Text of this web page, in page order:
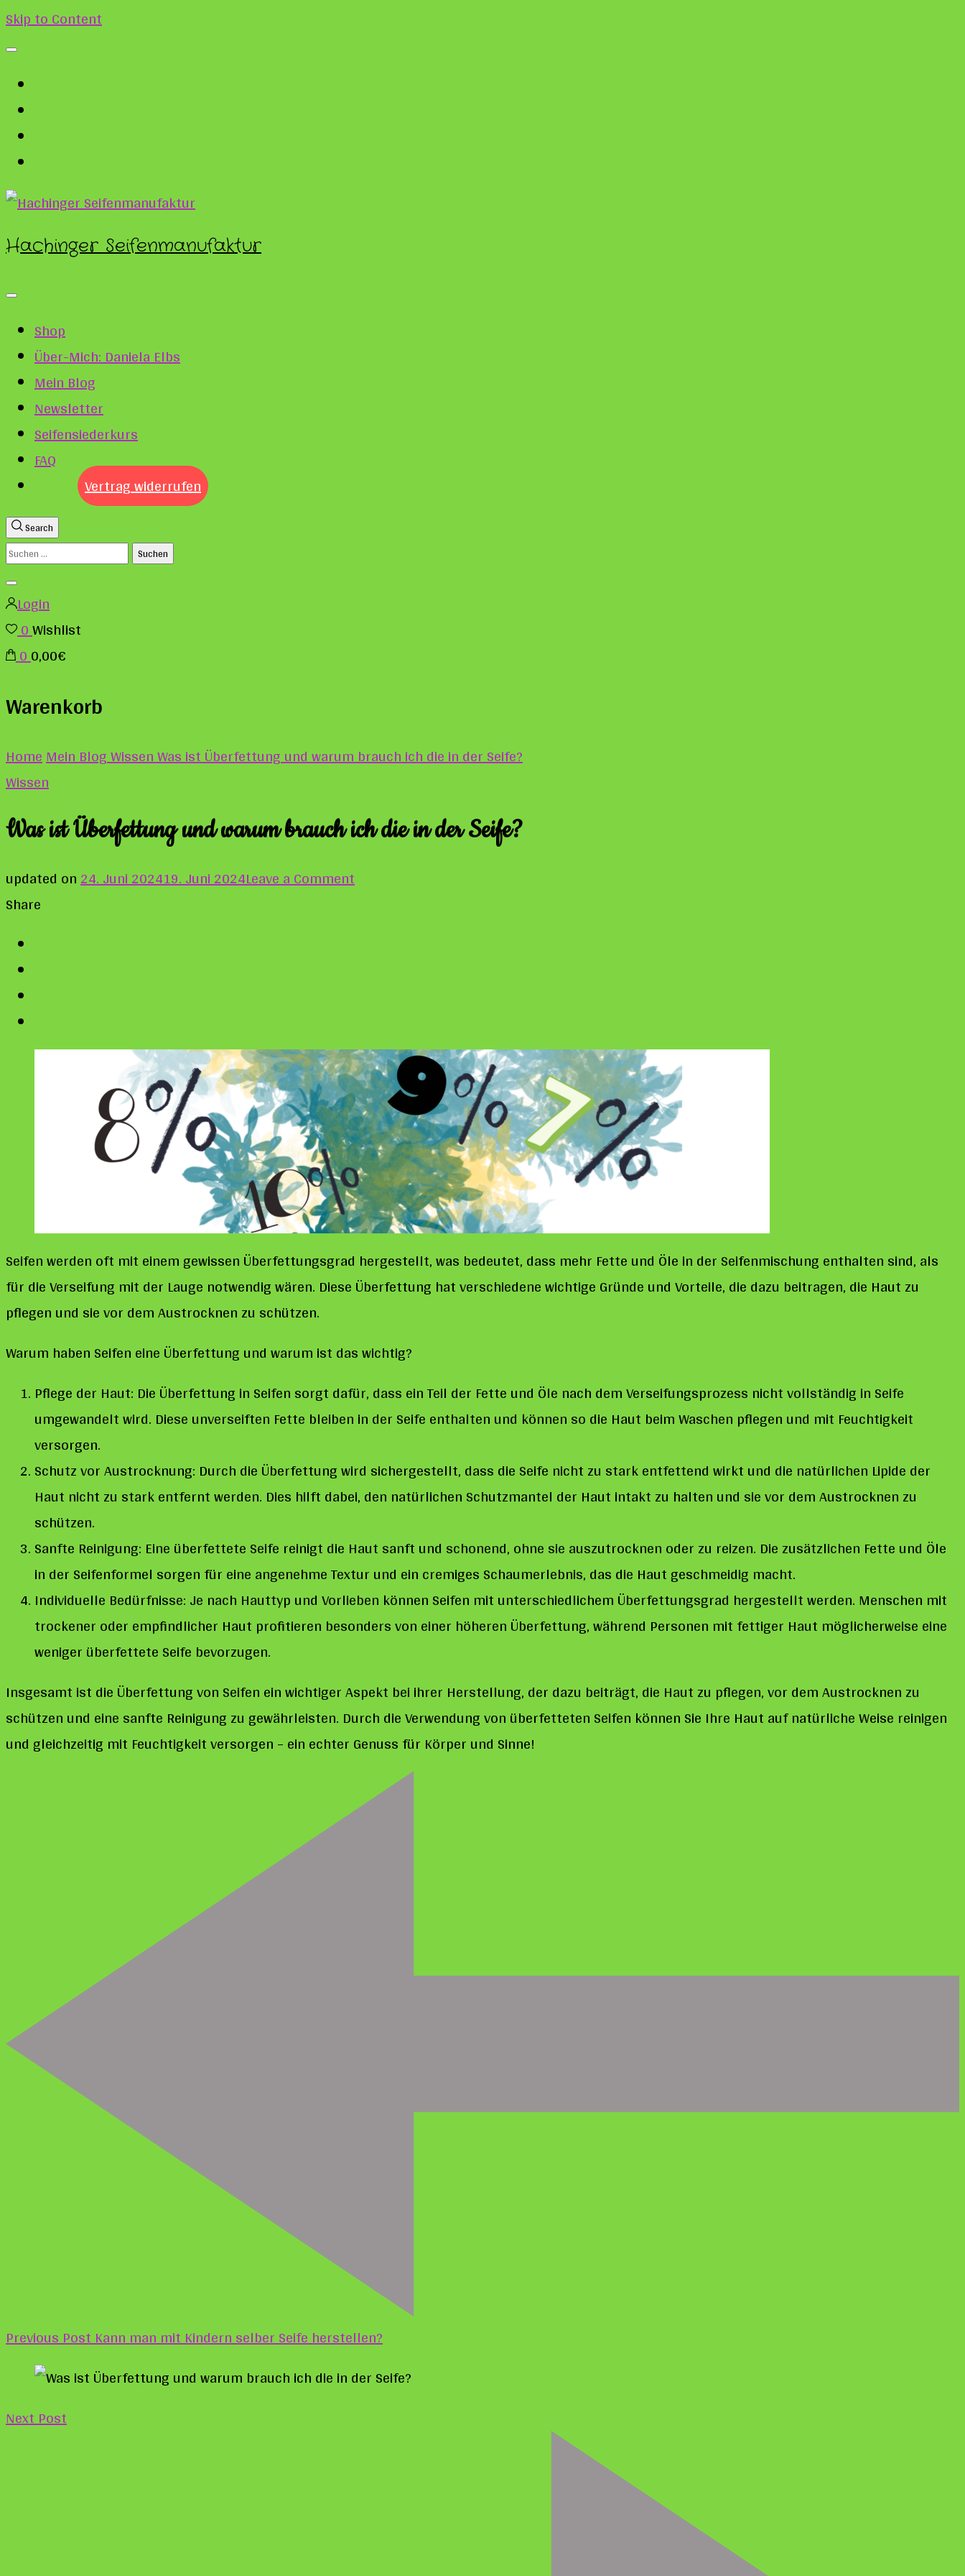
Skip to Content
Hachinger Seifenmanufaktur
Shop
Über-Mich: Daniela Elbs
Mein Blog
Newsletter
Seifensiederkurs
FAQ
Vertrag widerrufen
Search
Suchen
nach:
Login
0Wishlist
00,00€
Warenkorb
HomeMein BlogWissenWas ist Überfettung und warum brauch ich die in der Seife?
Wissen
Was ist Überfettung und warum brauch ich die in der Seife?
updated on24. Juni 202419. Juni 2024Leave a Commenton
ich
die
in
der
Seife?
Share
Seifen werden oft mit einem gewissen Überfettungsgrad hergestellt, was bedeutet, dass mehr Fette und Öle in der Seifenmischung enthalten sind, als
für die Verseifung mit der Lauge notwendig wären. Diese Überfettung hat verschiedene wichtige Gründe und Vorteile, die dazu beitragen, die Haut zu
pflegen und sie vor dem Austrocknen zu schützen.
Warum haben Seifen eine Überfettung und warum ist das wichtig?
Pflege der Haut: Die Überfettung in Seifen sorgt dafür, dass ein Teil der Fette und Öle nach dem Verseifungsprozess nicht vollständig in Seife
umgewandelt wird. Diese unverseiften Fette bleiben in der Seife enthalten und können so die Haut beim Waschen pflegen und mit Feuchtigkeit
versorgen.
Schutz vor Austrocknung: Durch die Überfettung wird sichergestellt, dass die Seife nicht zu stark entfettend wirkt und die natürlichen Lipide der
Haut nicht zu stark entfernt werden. Dies hilft dabei, den natürlichen Schutzmantel der Haut intakt zu halten und sie vor dem Austrocknen zu
schützen.
Sanfte Reinigung: Eine überfettete Seife reinigt die Haut sanft und schonend, ohne sie auszutrocknen oder zu reizen. Die zusätzlichen Fette und Öle
in der Seifenformel sorgen für eine angenehme Textur und ein cremiges Schaumerlebnis, das die Haut geschmeidig macht.
Individuelle Bedürfnisse: Je nach Hauttyp und Vorlieben können Seifen mit unterschiedlichem Überfettungsgrad hergestellt werden. Menschen mit
trockener oder empfindlicher Haut profitieren besonders von einer höheren Überfettung, während Personen mit fettiger Haut möglicherweise eine
weniger überfettete Seife bevorzugen.
Insgesamt ist die Überfettung von Seifen ein wichtiger Aspekt bei ihrer Herstellung, der dazu beiträgt, die Haut zu pflegen, vor dem Austrocknen zu
schützen und eine sanfte Reinigung zu gewährleisten. Durch die Verwendung von überfetteten Seifen können Sie Ihre Haut auf natürliche Weise reinigen
und gleichzeitig mit Feuchtigkeit versorgen – ein echter Genuss für Körper und Sinne!
Previous PostKann man mit Kindern selber Seife herstellen?
Next Post